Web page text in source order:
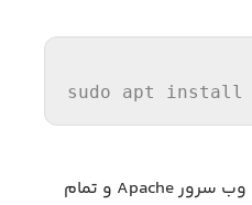
sudo apt install
، وب سرور Apache و تمام